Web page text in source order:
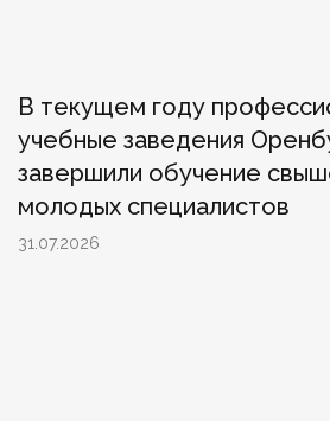
В текущем году
учебные заведения
завершили обучение
молодых специалистов
31.07.2026